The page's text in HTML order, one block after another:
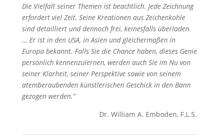
Die Vielfalt seiner Themen ist beachtlich. Jede Zeichnung
erfordert viel Zeit. Seine Kreationen aus Zeichenkohle
sind detailliert und dennoch frei, keinesfalls überladen.
… Er ist in den USA, in Asien und gleichermaßen in
Europa bekannt. Falls Sie die Chance haben, dieses Genie
persönlich kennenzulernen, werden auch Sie im Nu von
seiner Klarheit, seiner Perspektive sowie von seinem
atemberaubenden künstlerischen Geschick in den Bann
gezogen werden.”
Dr. William A. Emboden, F.L.S.